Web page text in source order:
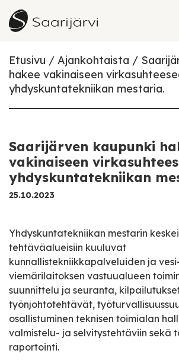
Skip to content
Etusivu Ajankohtaista
hakee vakinaiseen
yhdyskuntatekniikan mestaria.
Saarijärven kaupunki
vakinaiseen
yhdyskuntatekniikan
25.10.2023
Yhdyskuntatekniikan mestarin
tehtäväalueisiin kuuluvat
kunnallistekniikkapalveluiden ja
viemärilaitoksen vastuualueen
suunnittelu ja seuranta,
työnjohtotehtävät,
osallistuminen teknisen toimialan
valmistelu- ja selvitystehtäviin sekä
raportointi.